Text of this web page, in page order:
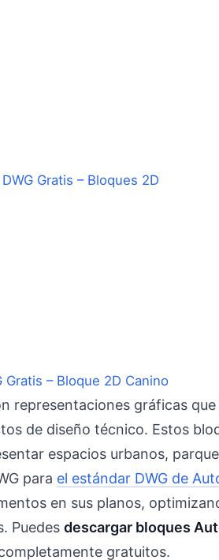
Gratis – Bloques 2D
Gratis – Bloque 2D Canino
representaciones gráficas
de diseño técnico. Estos
espacios urbanos,
para el estándar DWG de
en sus planos,
Puedes descargar bloques
gratuitos.